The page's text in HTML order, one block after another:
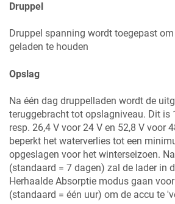
Druppel
Druppel spanning wordt toegepast
geladen te houden
Opslag
Na één dag druppelladen wordt de
teruggebracht tot opslagniveau. Dit is
resp. 26,4 V voor 24 V en 52,8 V voor
beperkt het waterverlies tot een
opgeslagen voor het winterseizoen.
(standaard = 7 dagen) zal de lader in
Herhaalde Absorptie modus gaan
(standaard = één uur) om de accu te